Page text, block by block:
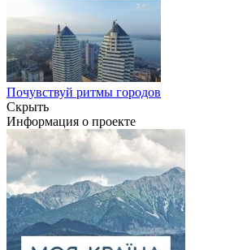
Почувствуй ритмы городов
Скрыть
Информация о проекте